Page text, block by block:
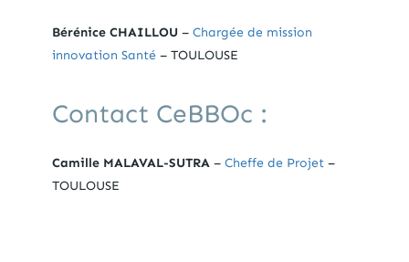
Bérénice CHAILLOU – Chargée de mission
innovation Santé – TOULOUSE
Contact CeBBOc :
Camille MALAVAL-SUTRA – Cheffe de Projet –
TOULOUSE